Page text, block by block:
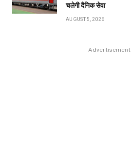
चलेगी दैनिक सेवा
AUGUST 5, 2026
Advertisement